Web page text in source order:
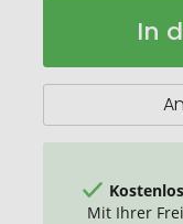
Bodywarmer
In
Mit Ihrer